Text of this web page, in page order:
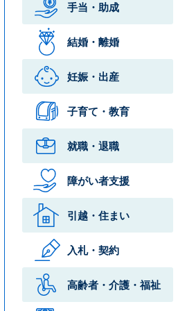
手当・助成
結婚・離婚
妊娠・出産
子育て・教育
就職・退職
障がい者支援
引越・住まい
入札・契約
高齢者・介護・ 福祉